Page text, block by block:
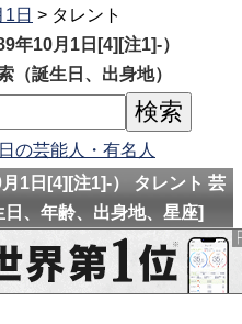
1日 > タレント
年10月1日[4][注1]-）
（誕生日、出身地）
の芸能人・有名人
1日[4][注1]-） タレント 芸
、年齢、出身地、星座]